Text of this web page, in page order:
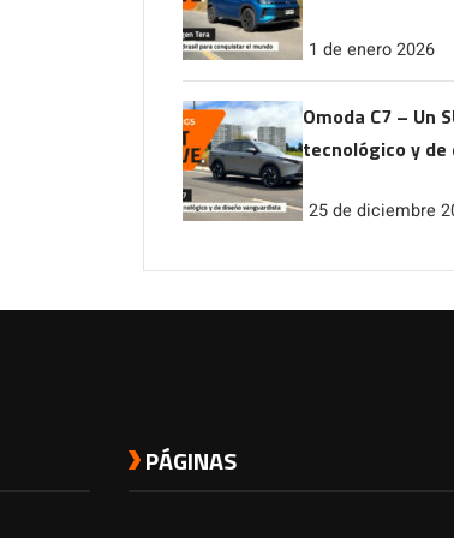
1 de enero 2026
Omoda C7 – Un
tecnológico y de
25 de diciembre
PÁGINAS